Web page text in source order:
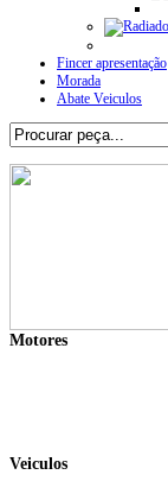
Fincer apresentação
Morada
Abate Veiculos
Motores
Veiculos